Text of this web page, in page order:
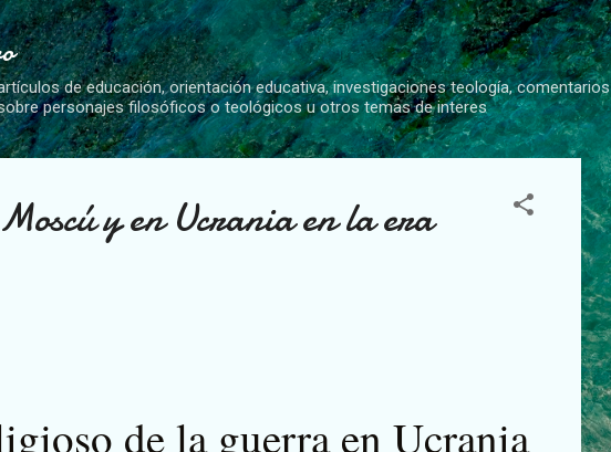
Ir al contenido principal
de educación, orientación educativa, investigaciones teología, comentarios
personajes filosóficos o teológicos u otros temas de interes
y en Ucrania en la era
de la guerra en Ucrania